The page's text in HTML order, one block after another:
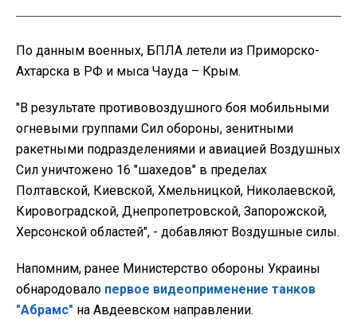
По данным военных, БПЛА летели из Приморско-
Ахтарска в РФ и мыса Чауда – Крым.
"В результате противовоздушного боя мобильными
огневыми группами Сил обороны, зенитными
ракетными подразделениями и авиацией Воздушных
Сил уничтожено 16 "шахедов" в пределах
Полтавской, Киевской, Хмельницкой, Николаевской,
Кировоградской, Днепропетровской, Запорожской,
Херсонской областей", - добавляют Воздушные силы.
Напомним, ранее Министерство обороны Украины
обнародовало первое видеоприменение танков
"Абрамс" на Авдеевском направлении.